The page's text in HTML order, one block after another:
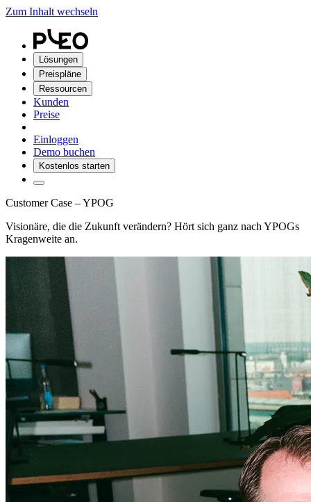
Zum Inhalt wechseln
Lösungen
Preispläne
Ressourcen
Kunden
Preise
Einloggen
Demo buchen
Kostenlos starten
Customer Case – YPOG
Visionäre, die die Zukunft verändern? Hört sich ganz nach YPOGs
Kragenweite an.